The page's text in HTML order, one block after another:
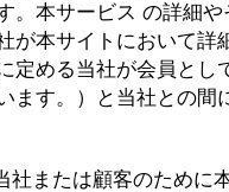
。本サービス の詳細
が本サイトにおいて詳
定める当社が会員とし
ます。）と当社との間
社または顧客のために